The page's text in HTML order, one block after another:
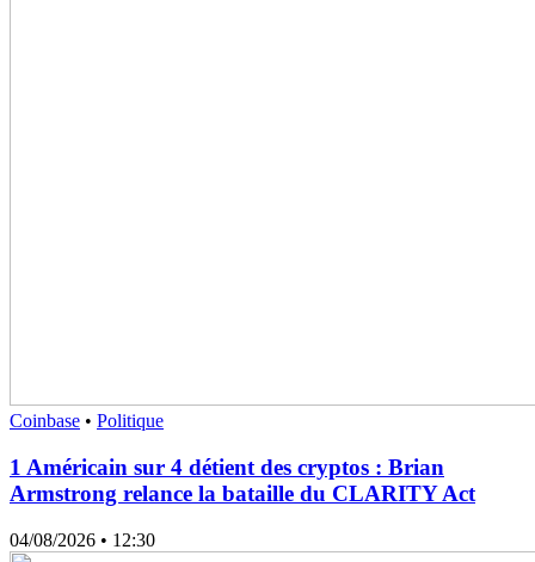
Coinbase • Politique
1 Américain sur 4 détient des cryptos : Brian
Armstrong relance la bataille du CLARITY Act
04/08/2026 • 12:30